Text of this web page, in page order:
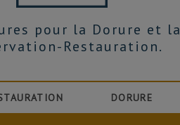
pour la Dorure et la
Restauration.
DORURE